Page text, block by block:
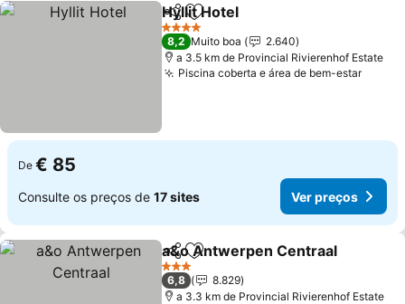
PartilharAdicionar aos favoritos
Hyllit Hotel
4 Estrelas
8,2 Muito boa
2.640
a 3.5 km de Provincial Rivierenhof Estate
Piscina coberta e área de bem-estarVer
De € 85
Consulte os preços de 17 sites Ver preços
PartilharAdicionar aos favoritos
a&o Antwerpen Centraal
3 Estrelas
6,8
8.829
a 3.3 km de Provincial Rivierenhof Estate